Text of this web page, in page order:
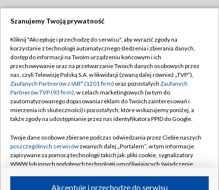
TVP
Abonament TVP
Emisja w TVP
Centrum informacji TVP
Naziemna Telewizja Cyfrowa
Rada Programowa
System NOS
Informacje o nadawcy
Regulamin TVP
Polityka prywatności
Moje zgody
Pomoc
Kontakt
Kanały
Szanujemy Twoją prywatność
Kliknij "Akceptuję i przechodzę do serwisu", aby wyrazić zgody na
korzystanie z technologii automatycznego śledzenia i zbierania danych,
dostęp do informacji na Twoim urządzeniu końcowym i ich
przechowywanie oraz na przetwarzanie Twoich danych osobowych przez
nas, czyli Telewizję Polską S.A. w likwidacji (zwaną dalej również „TVP”),
Zaufanych Partnerów z IAB* (1201 firm) oraz pozostałych Zaufanych
Partnerów TVP (93 firm), w celach marketingowych (w tym do
zautomatyzowanego dopasowania reklam do Twoich zainteresowań i
mierzenia ich skuteczności) i pozostałych, które wskazujemy poniżej, a
także zgody na udostępnianie przez nas identyfikatora PPID do Google.
Twoje dane osobowe zbierane podczas odwiedzania przez Ciebie naszych
poszczególnych serwisówzwanych dalej „Portalem”, w tym informacje
zapisywane za pomocą technologii takich jak: pliki cookie, sygnalizatory
WWW lub innych podobnych technologii umożliwiających świadczenie
Akceptuję i przechodzę do serwisu